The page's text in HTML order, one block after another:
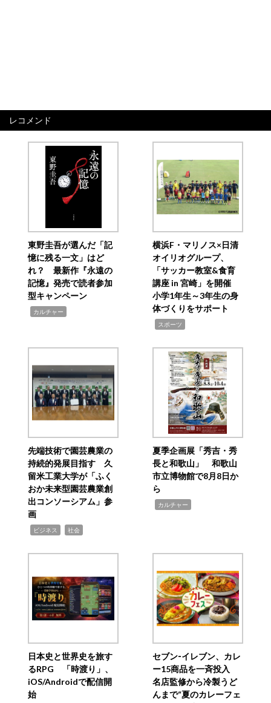
レコメンド
東野圭吾が選んだ「記
憶に残る一文」はど
れ？ 最新作『永遠の
記憶』発売で読者参加
型キャンペーン
カルチャー
横浜F・マリノス×日清
オイリオグループ、
「サッカー教室&食育
講座 in 宮崎」を開催
小学1年生～3年生の身
体づくりをサポート
スポーツ
先端技術で園芸農業の
持続的発展目指す 久
留米工業大学が「ふく
おか未来型園芸農業創
出コンソーシアム」参
画
ビジネス 社会
夏季企画展「秀吉・秀
長と和歌山」 和歌山
市立博物館で8月8日か
ら
カルチャー
日本史と世界史を旅す
るRPG 「時渡り」、
iOS/Androidで配信開
始
セブン‐イレブン、カレ
ー15商品を一斉投入
名店監修から冷製うど
んまで“夏のカレーフェ